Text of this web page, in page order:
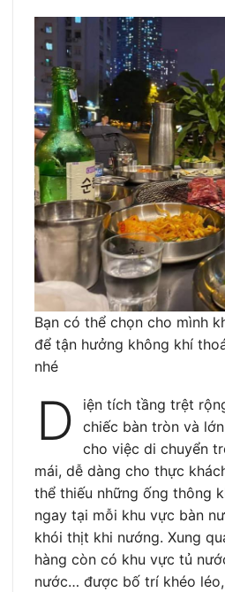
Bạn có thể chọn cho mình
để tận hưởng không khí
nhé
D
iện tích tầng trệt
chiếc bàn tròn và
cho việc di chuyển
mái, dễ dàng cho thực
thể thiếu những ống thông
ngay tại mỗi khu vực bàn
khói thịt khi nướng. Xung
hàng còn có khu vực tủ
nước… được bố trí khéo